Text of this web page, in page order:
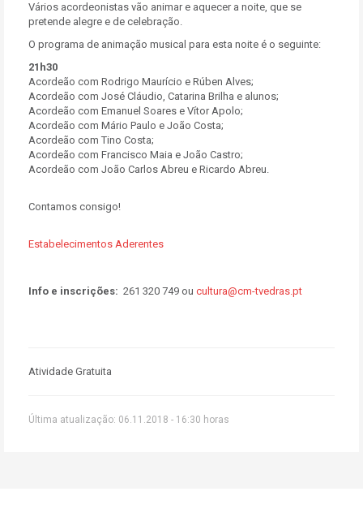
Vários acordeonistas vão animar e aquecer a noite, que se
pretende alegre e de celebração.
O programa de animação musical para esta noite é o seguinte:
21h30
Acordeão com Rodrigo Maurício e Rúben Alves;
Acordeão com José Cláudio, Catarina Brilha e alunos;
Acordeão com Emanuel Soares e Vítor Apolo;
Acordeão com Mário Paulo e João Costa;
Acordeão com Tino Costa;
Acordeão com Francisco Maia e João Castro;
Acordeão com João Carlos Abreu e Ricardo Abreu.
Contamos consigo!
Estabelecimentos Aderentes
Info e inscrições: 261 320 749 ou cultura@cm-tvedras.pt
Atividade Gratuita
Última atualização: 06.11.2018 - 16:30 horas